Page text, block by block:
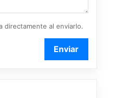
directamente al enviarlo.
Enviar